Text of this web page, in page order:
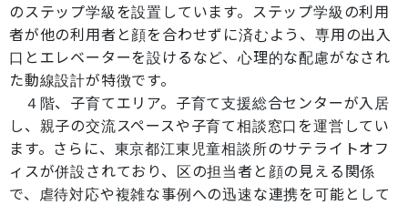
のステップ学級を設置しています。ステップ学級の利用
者が他の利用者と顔を合わせずに済むよう、専用の出入
口とエレベーターを設けるなど、心理的な配慮がなされ
た動線設計が特徴です。
４階、子育てエリア。子育て支援総合センターが入居
し、親子の交流スペースや子育て相談窓口を運営してい
ます。さらに、東京都江東児童相談所のサテライトオフ
ィスが併設されており、区の担当者と顔の見える関係
で、虐待対応や複雑な事例への迅速な連携を可能として